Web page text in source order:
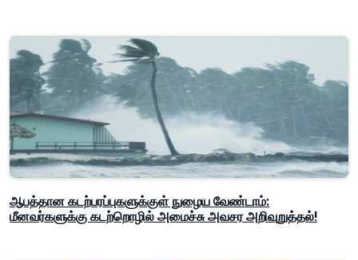
ஆபத்தான கடற்பரப்புகளுக்குள் நுழைய வேண்டாம்:
மீனவர்களுக்கு கடற்றொழில் அமைச்சு அவசர அறிவுறுத்தல்!